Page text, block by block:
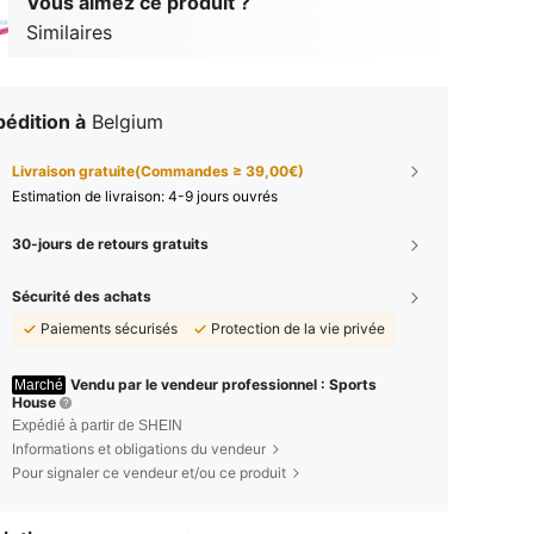
Similaires
à Belgium
Livraison gratuite(Commandes ≥ 39,00€)
Estimation de livraison: 4-9 jours ouvrés
30-jours de retours gratuits
Sécurité des achats
Paiements sécurisés
Protection de la vie privée
Marché Vendu par le vendeur professionnel : Sports
House
Expédié à partir de SHEIN
Informations et obligations du vendeur
Pour signaler ce vendeur et/ou ce produit